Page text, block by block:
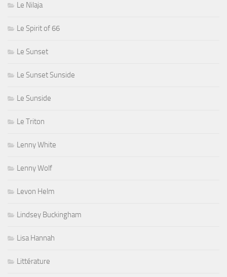
Le Nilaja
Le Spirit of 66
Le Sunset
Le Sunset Sunside
Le Sunside
Le Triton
Lenny White
Lenny Wolf
Levon Helm
Lindsey Buckingham
Lisa Hannah
Littérature